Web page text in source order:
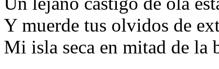
Y muerde tus olvidos de
Mi isla seca en mitad de la